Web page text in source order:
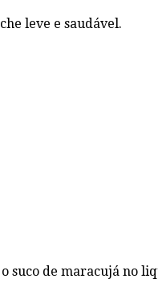
leve e saudável.
suco de maracujá no